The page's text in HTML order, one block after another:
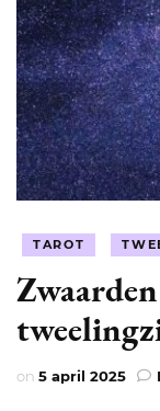
TAROT
on 5 april 2025